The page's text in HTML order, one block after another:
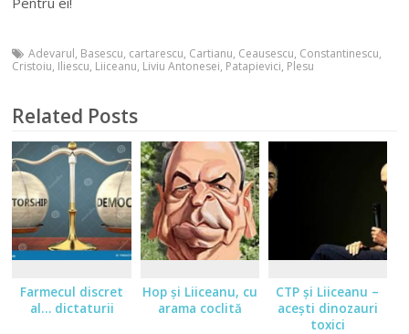
Adevarul, Basescu, cartarescu, Cartianu, Ceausescu, Constantinescu,
Cristoiu, Iliescu, Liiceanu, Liviu Antonesei, Patapievici, Plesu
Related Posts
Farmecul discret
al… dictaturii
Hop şi Liiceanu, cu
arama coclită
CTP şi Liiceanu –
aceşti dinozauri
toxici